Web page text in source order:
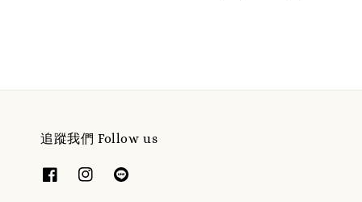
追蹤我們 Follow us